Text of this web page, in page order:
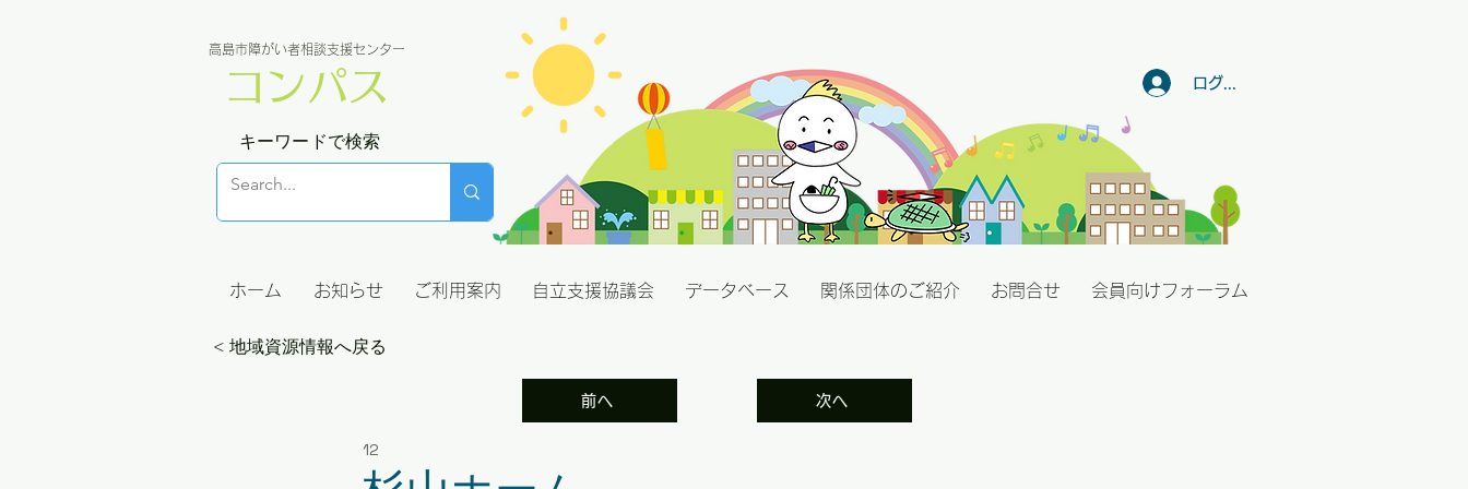
高島市障がい者相談支援センター
コンパス
キーワードで検索
ログイン
ホーム お知らせ ご利用案内 自立支援協議会 データベース 関係団体のご紹介 お問合せ 会員向けフォーラム
< 地域資源情報へ戻る
前へ 次へ
12